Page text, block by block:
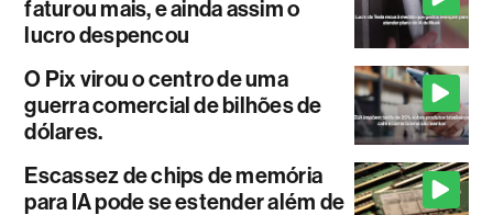
faturou mais, e ainda assim o
lucro despencou
O Pix virou o centro de uma
guerra comercial de bilhões de
dólares.
Escassez de chips de memória
para IA pode se estender além de